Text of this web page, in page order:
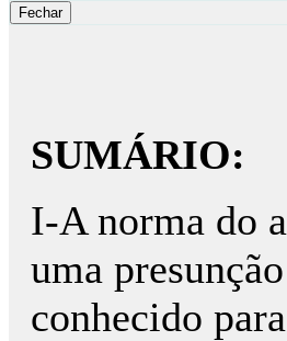
SUMÁRIO:
I-A norma do
uma
conhecido